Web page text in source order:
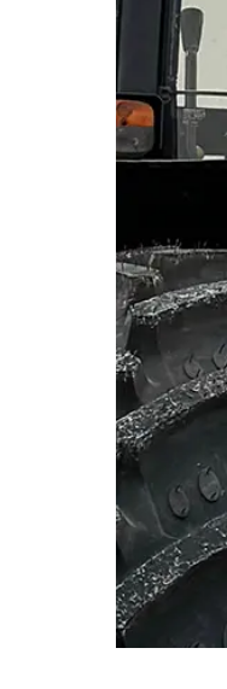
LED-baglygter
LED-
LED-
LED-
traktorer
Stik,
relæer til
landbrug